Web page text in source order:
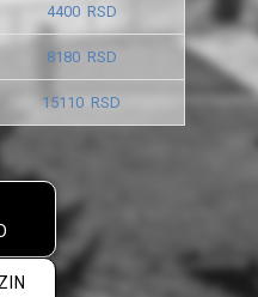
4400 RSD
8180 RSD
15110 RSD